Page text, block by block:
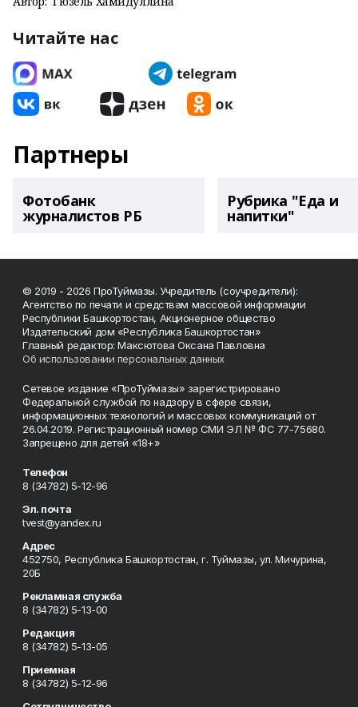
Читайте нас
Партнеры
Фотобанк
журналистов РБ
Рубрика "Еда и
напитки"
© 2019 - 2026 ПроТуймазы. Учредитель (соучредители):
Агентство по печати и средствам массовой информации
Республики Башкортостан, Акционерное общество
Издательский дом «Республика Башкортостан»
Главный редактор: Максютова Оксана Павловна
Об использовании персональных данных
Сетевое издание «ПроТуймазы» зарегистрировано
Федеральной службой по надзору в сфере связи,
информационных технологий и массовых коммуникаций от
26.04.2019. Регистрационный номер СМИ ЭЛ № ФС 77-75680.
Запрещено для детей «18+»
Телефон
8 (34782) 5-12-96
Эл. почта
tvest@yandex.ru
Адрес
452750, Республика Башкортостан, г. Туймазы, ул. Мичурина,
20Б
Рекламная служба
8 (34782) 5-13-00
Редакция
8 (34782) 5-13-05
Приемная
8 (34782) 5-12-96